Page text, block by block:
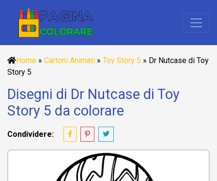
Home » Cartoni Animati » Toy Story 5 » Dr Nutcase di Toy
Story 5
Disegni di Dr Nutcase di Toy
Story 5 da colorare
Condividere: